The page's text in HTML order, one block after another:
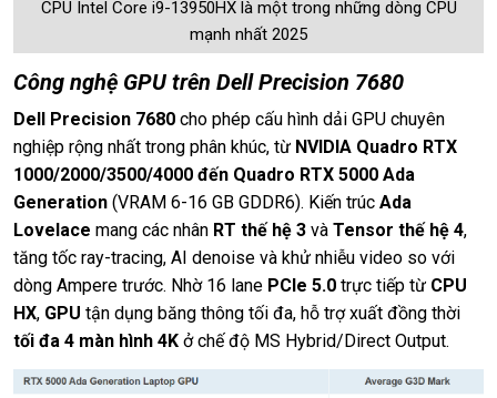
CPU Intel Core i9-13950HX là một trong những dòng CPU
mạnh nhất 2025
Công nghệ GPU trên Dell Precision 7680
Dell Precision 7680 cho phép cấu hình dải GPU chuyên
nghiệp rộng nhất trong phân khúc, từ NVIDIA Quadro RTX
1000/2000/3500/4000 đến Quadro RTX 5000 Ada
Generation (VRAM 6-16 GB GDDR6). Kiến trúc Ada
Lovelace mang các nhân RT thế hệ 3 và Tensor thế hệ 4,
tăng tốc ray-tracing, AI denoise và khử nhiễu video so với
dòng Ampere trước. Nhờ 16 lane PCIe 5.0 trực tiếp từ CPU
HX, GPU tận dụng băng thông tối đa, hỗ trợ xuất đồng thời
tối đa 4 màn hình 4K ở chế độ MS Hybrid/Direct Output.